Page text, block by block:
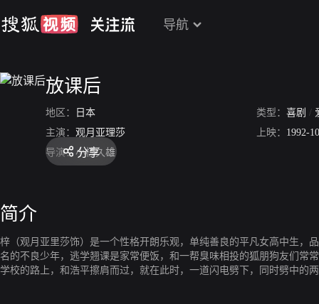
导航
放课后
地区： 日本 类型： 喜剧 /
主演： 观月亚理莎 上映： 1992-
导演： 小椋久雄
分享
简介
梓（观月亚里莎饰）是一个性格开朗乐观，单纯善良的平凡女高中生，
名的不良少年，逃学翘课是家常便饭，和一帮臭味相投的狐朋狗友们常
学校的路上，和浩平擦肩而过，就在此时，一道闪电劈下，同时劈中的